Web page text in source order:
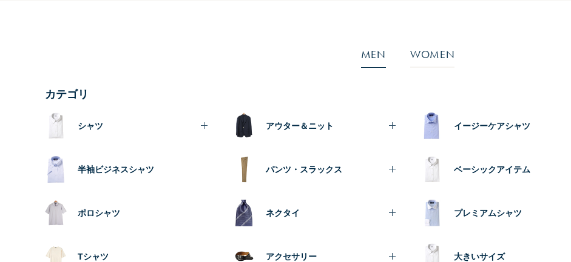
MEN WOMEN
カテゴリ
シャツ
半袖ビジネスシャツ
ポロシャツ
Tシャツ
アウター＆ニット
パンツ・スラックス
ネクタイ
アクセサリー
イージーケアシャツ
ベーシックアイテム
プレミアムシャツ
大きいサイズ